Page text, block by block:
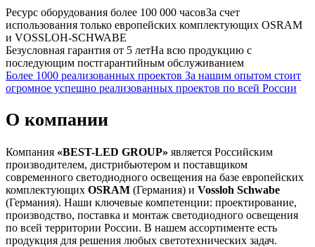
Ресурс оборудования более 100 000 часовЗа счет
использования только европейских комплектующих OSRAM
и VOSSLOH-SCHWABE
Безусловная гарантия от 5 летНа всю продукцию с
последующим постгарантийным обслуживанием
Более 1000 реализованных проектов За нашим опытом стоит
огромное успешно реализованных проектов по всей России
О компании
Компания «BEST-LED GROUP» является Российским
производителем, дистрибьютером и поставщиком
современного светодиодного освещения на базе европейских
комплектующих OSRAM (Германия) и Vossloh Schwabe
(Германия). Наши ключевые компетенции: проектирование,
производство, поставка и монтаж светодиодного освещения
по всей территории России. В нашем ассортименте есть
продукция для решения любых светотехнических задач.